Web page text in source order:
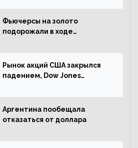
Фьючерсы на золото
подорожали в ходе
Рынок акций США закрылся
падением, Dow Jones
Аргентина пообещала
отказаться от доллара